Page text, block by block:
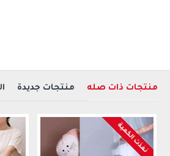
- العمق :- (33سم )
منتجات ذات صله منتجات جديدة
نفذت الكمية